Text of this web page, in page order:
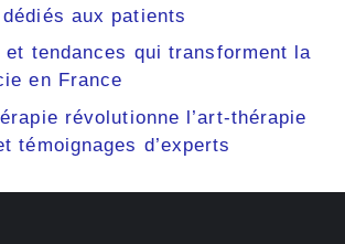
aux patients
et tendances qui transforment la
en France
révolutionne l’art-thérapie
témoignages d’experts